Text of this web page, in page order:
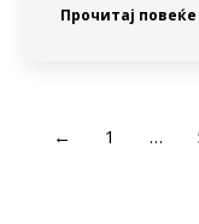
Прочитај повеќе
← 1 …